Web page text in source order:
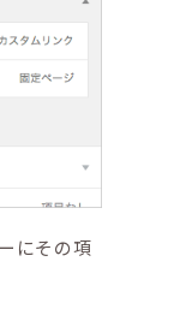
にその項